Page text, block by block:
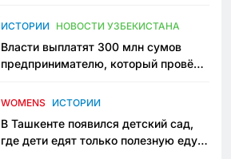
пространство
ИСТОРИИ НОВОСТИ УЗБЕКИСТАНА
Власти выплатят 300 млн сумов
предпринимателю, который провёл
приговору
WOMENS ИСТОРИИ
В Ташкенте появился детский сад,
где дети едят только полезную еду.